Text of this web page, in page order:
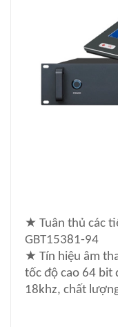
★ Tuân thủ các
GBT15381-94
★ Tín hiệu âm
tốc độ cao 64 bit
18khz, chất